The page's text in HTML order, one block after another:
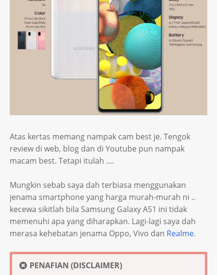
Atas kertas memang nampak cam best je. Tengok
review di web, blog dan di Youtube pun nampak
macam best. Tetapi itulah ....
Mungkin sebab saya dah terbiasa menggunakan
jenama smartphone yang harga murah-murah ni ..
kecewa sikitlah bila Samsung Galaxy A51 ini tidak
memenuhi apa yang diharapkan. Lagi-lagi saya dah
merasa kehebatan jenama Oppo, Vivo dan Realme.
PENAFIAN (DISCLAIMER)